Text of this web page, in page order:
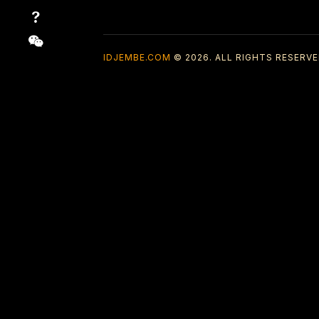
IDJEMBE.COM © 2026. ALL RIGHTS